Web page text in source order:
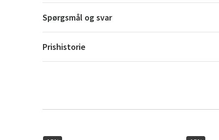
Spørgsmål og svar
Prishistorie